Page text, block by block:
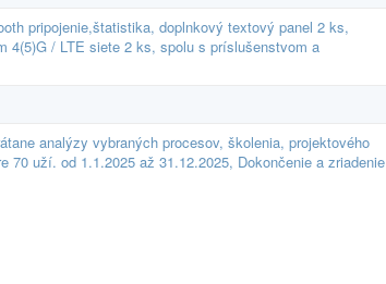
pripojenie,štatistika, doplnkový textový panel 2 ks,
4(5)G / LTE siete 2 ks, spolu s príslušenstvom a
analýzy vybraných procesov, školenia, projektového
uží. od 1.1.2025 až 31.12.2025, Dokončenie a zriadenie